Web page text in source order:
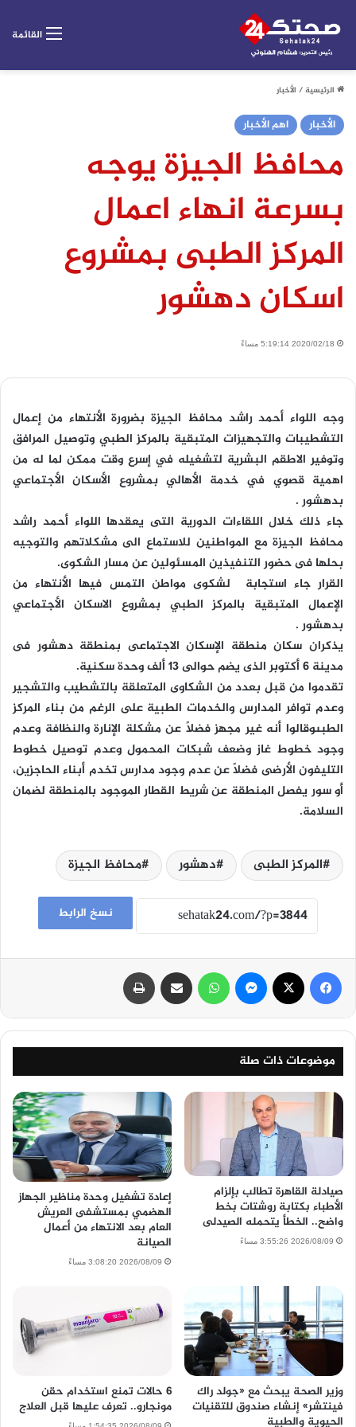
القائمة
الرئيسية/ الأخبار
الأخبار اهم الأخبار
محافظ الجيزة يوجه
بسرعة انهاء اعمال
المركز الطبى بمشروع
اسكان دهشور
2020/02/18 5:19:14 مساءً
وجه اللواء أحمد راشد محافظ الجيزة بضرورة الأنتهاء من إعمال
التشطيبات والتجهيزات المتبقية بالمركز الطبي وتوصيل المرافق
وتوفير الاطقم البشرية لتشغيله في إسرع وقت ممكن لما له من
اهمية قصوي في خدمة الأهالي بمشروع الأسكان الأجتماعي
بدهشور .
جاء ذلك خلال اللقاءات الدورية التى يعقدها اللواء أحمد راشد
محافظ الجيزة مع المواطنين للاستماع الى مشكلاتهم والتوجيه
بحلها فى حضور التنفيذين المسئولين عن مسار الشكوى.
القرار جاء استجابة لشكوى مواطن التمس فيها الأنتهاء من
الإعمال المتبقية بالمركز الطبي بمشروع الاسكان الأجتماعي
بدهشور .
يذكران سكان منطقة الإسكان الاجتماعى بمنطقة دهشور فى
مدينة 6 أكتوبر الذى يضم حوالى 13 ألف وحدة سكنية.
تقدموا من قبل بعدد من الشكاوى المتعلقة بالتشطيب والتشجير
وعدم توافر المدارس والخدمات الطبية على الرغم من بناء المركز
الطبىوقالوا أنه غير مجهز فضلاً عن مشكلة الإنارة والنظافة وعدم
وجود خطوط غاز وضعف شبكات المحمول وعدم توصيل خطوط
التليفون الأرضى فضلاً عن عدم وجود مدارس تخدم أبناء الحاجزين،
أو سور يفصل المنطقة عن شريط القطار الموجود بالمنطقة لضمان
السلامة.
المركز الطبى دهشور محافظ الجيزة
نسخ الرابط
فيسبوك ماسنجر واتساب مشاركة عبر البريد
موضوعات ذات صلة
صيادلة القاهرة تطالب بإلزام
الأطباء بكتابة روشتات بخط
واضح.. الخطأ يتحمله الصيدلى
2026/08/09 3:55:26 مساءً
إعادة تشغيل وحدة مناظير الجهاز
الهضمي بمستشفى العريش
العام بعد الانتهاء من أعمال
الصيانة
2026/08/09 3:08:20 مساءً
وزير الصحة يبحث مع «جولد راك
فينتشر» إنشاء صندوق للتقنيات
الحيوية والطبية
6 حالات تمنع استخدام حقن
مونجارو.. تعرف عليها قبل العلاج